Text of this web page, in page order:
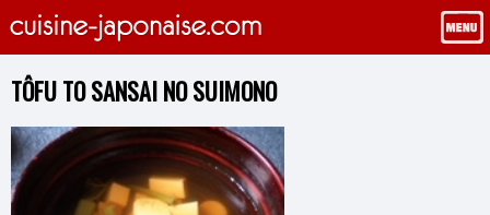
TÔFU TO SANSAI NO SUIMONO